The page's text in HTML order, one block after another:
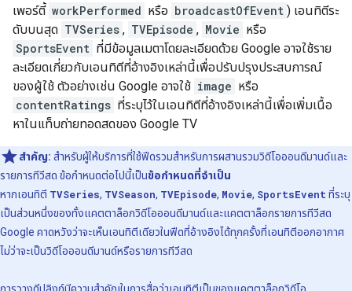
เพอร์ตี้ workPerformed หรือ broadcastOfEvent ) เอนทิตีระ
ดับบนสุด TVSeries , TVEpisode , Movie หรือ
SportsEvent ที่มีข้อมูลเมตาโดยละเอียดด้วย Google อาจใช้ราย
ละเอียดเกี่ยวกับเอนทิตีที่อ้างอิงเหล่านี้เพื่อปรับปรุงประสบการณ์
ของผู้ใช้ ตัวอย่างเช่น Google อาจใช้ image หรือ
contentRatings ที่ระบุไว้ในเอนทิตีที่อ้างอิงเหล่านี้เพื่อเพิ่มเนื้อ
หาในแท็บถ่ายทอดสดของ Google TV
สำคัญ: สำหรับผู้ให้บริการที่ใช้ฟีดรวมสำหรับการผสานรวมวิดีโอออนดีมานด์และ
รายการทีวีสด ข้อกำหนดต่อไปนี้เป็นข้อกำหนดที่จำเป็น
หากเอนทิตี TVSeries, TVSeason, TVEpisode, Movie, SportsEvent ที่ระบุ
เป็นส่วนหนึ่งของทั้งแคตตาล็อกวิดีโอออนดีมานด์และแคตตาล็อกรายการทีวีสด
Google คาดหวังว่าจะเห็นเอนทิตีเดียวในฟีดที่อ้างอิงได้ทุกครั้งที่เอนทิตีออกอากาศ
ไม่ว่าจะเป็นวิดีโอออนดีมานด์หรือรายการทีวีสด
การวางดีปลิงก์มีความสำคัญในการสื่อว่าเอนทิตีเป็นของแคตตาล็อกวิดีโอ